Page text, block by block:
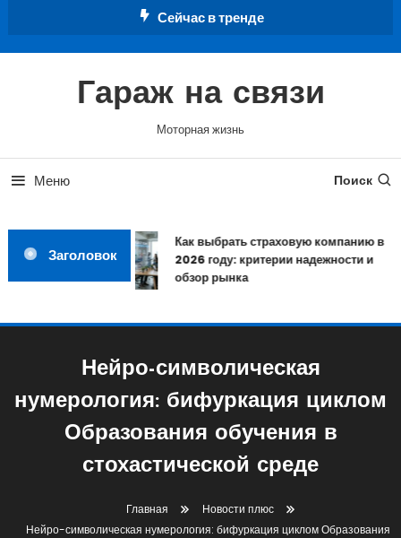
Сейчас в тренде
Гараж на связи
Моторная жизнь
Меню Поиск
Заголовок
Как выбрать страховую компанию в
2026 году: критерии надежности и
обзор рынка
Нейро-символическая
нумерология: бифуркация циклом
Образования обучения в
стохастической среде
Главная
Новости плюс
Нейро-символическая нумерология: бифуркация циклом Образования